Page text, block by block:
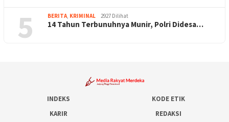
5 BERITA, KRIMINAL 2927 Dilihat
14 Tahun Terbunuhnya Munir, Polri Didesa…
INDEKS
KODE ETIK
KARIR
REDAKSI